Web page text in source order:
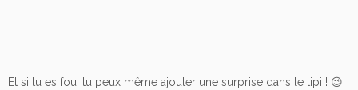
Et si tu es fou, tu peux même ajouter une surprise dans le tipi ! 😉